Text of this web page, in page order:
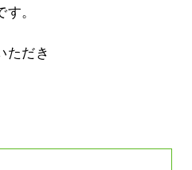
。
ただき
ちがい探しが変わります